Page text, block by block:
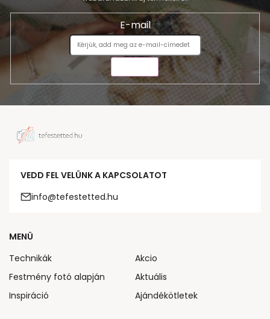
E-mail
VEDD FEL VELÜNK A KAPCSOLATOT
info@tefestetted.hu
MENÜ
Technikák
Festmény fotó alapján
Inspiráció
Akcio
Aktuális
Ajándékötletek